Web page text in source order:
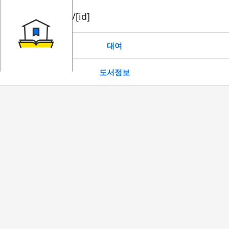
book/rent/[id]
대여
도서정보